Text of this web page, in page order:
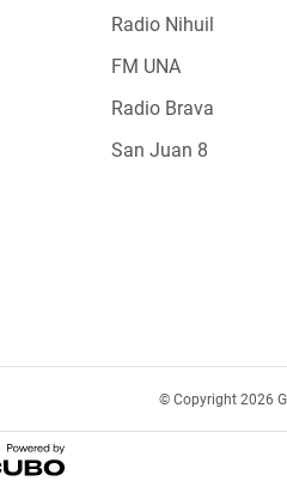
Radio Nihuil
FM UNA
Radio Brava
San Juan 8
© Copyright 2026